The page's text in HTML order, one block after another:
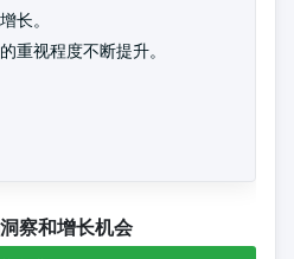
长。
重视程度不断提升。
察和增长机会